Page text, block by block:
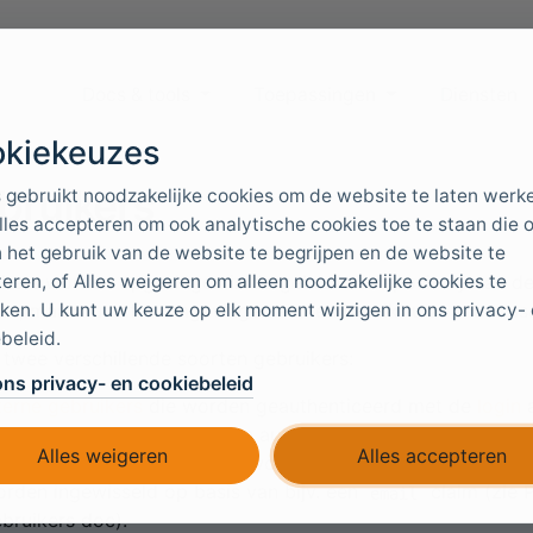
worden opgeslagen in de gebruikersrepository van
maakt u extra omgevingen aan en bereikt u zo meer
gebruikersdie worden geauthenticeerd met de
gebruikersdie via een authenticatiemethode zijn
een claim. De gebruikers worden geauthenticeerd bij
ingewisseld op basis van bijv. een email claim (zie
doc).
gebruikt noodzakelijke cookies om de website te laten
accepteren om ook analytische cookies toe te staan die
het gebruik van de website te begrijpen en de website te
of Alles weigeren om alleen noodzakelijke cookies te
U kunt uw keuze op elk moment wijzigen in ons privacy-
privacy- en cookiebeleid
Alles weigeren Alles accepteren